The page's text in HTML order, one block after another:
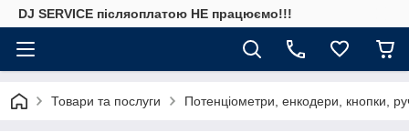
DJ SERVICE пiсляоплатою НЕ працюємо!!!
Товари та послуги Потенціометри, енкодери, кнопки,